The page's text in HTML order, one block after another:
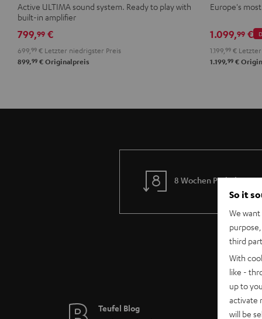
Active ULTIMA sound system. Ready to play with
built-in amplifier
799,99 €
699, 99 € Letzter niedrigster Preis
899,99 € Originalpreis
Europe's
1.099,99€
1.199, 99€Letzter
1.199,99€
8 Wochen Probehören
Teufel Blog
So it
We
third
With
like -
up to
activate
will be